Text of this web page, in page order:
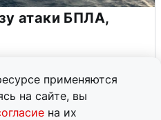
применяются
на сайте, вы
на их
атаки БПЛА,